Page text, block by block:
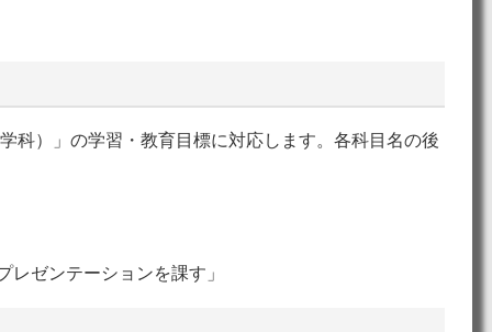
科）」の学習・教育目標に対応します。各科目名の後
ゼンテーションを課す」